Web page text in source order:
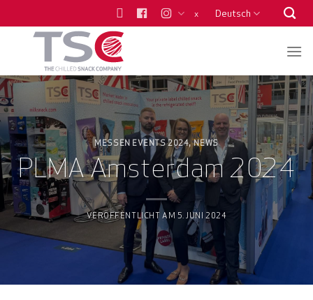
Inhalt
x Deutsch
MESSEN EVENTS 2024,NEWS
PLMA Amsterdam 2024
VERÖFFENTLICHT AM 5. JUNI 2024